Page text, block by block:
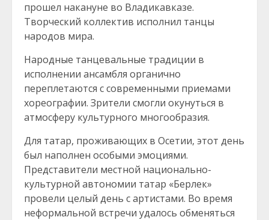
прошел накануне во Владикавказе.
Творческий коллектив исполнил танцы
народов мира.
Народные танцевальные традиции в
исполнении ансамбля органично
переплетаются с современными приемами
хореографии. Зрители смогли окунуться в
атмосферу культурного многообразия.
Для татар, проживающих в Осетии, этот день
был наполнен особыми эмоциями.
Представители местной национально-
культурной автономии татар «Берлек»
провели целый день с артистами. Во время
неформальной встречи удалось обменяться